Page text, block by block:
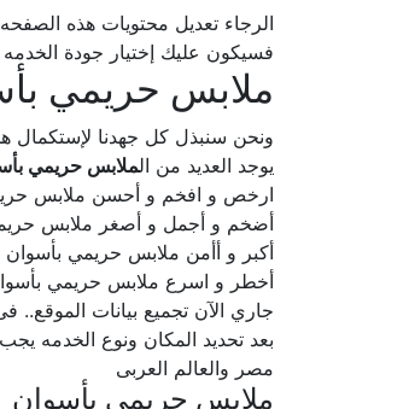
الرجاء تعديل محتويات هذه
فسيكون عليك إختيار جودة
ملابس حريمي
ونحن سنبذل كل جهدنا
يوجد العديد من الملابس حريمي
ارخص و افخم و أحسن ملابس
أضخم و أجمل و أصغر ملابس
أكبر و أأمن ملابس حريمي بأسوان
أخطر و اسرع ملابس حريمي
جاري الآن تجميع بيانات الموقع..
بعد تحديد المكان ونوع الخدمه
مصر والعالم العربى
ملابس حريمي بأسوان